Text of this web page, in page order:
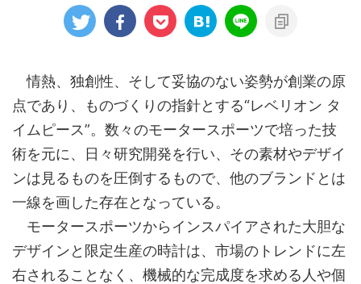
情熱、独創性、そして妥協のない姿勢が創業の原
点であり、ものづくりの指針とする“レベリオン タ
イムピース”。数々のモータースポーツで培った技
術を元に、日々研究開発を行い、その素材やデザイ
ンは見るものを圧倒するもので、他のブランドとは
一線を画した存在となっている。
モータースポーツからインスパイアされた大胆な
デザインと限定生産の時計は、市場のトレンドに左
右されることなく、機械的な完成度を求める人や個